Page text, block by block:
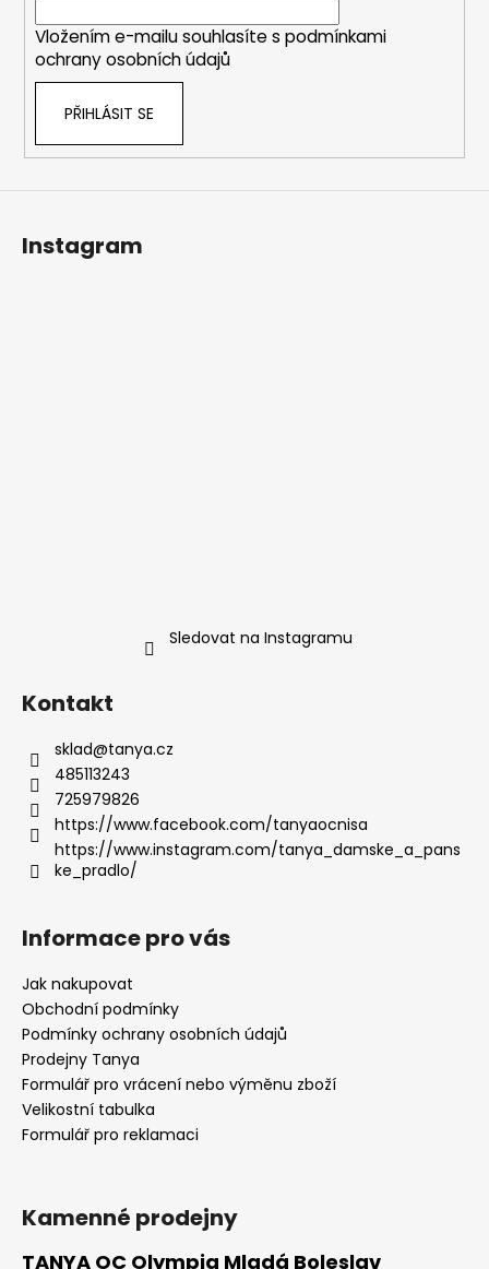
Vložením e-mailu souhlasíte s podmínkami
ochrany osobních údajů
PŘIHLÁSIT SE
Instagram
Sledovat na Instagramu
Kontakt
sklad@tanya.cz
485113243
725979826
https://www.facebook.com/tanyaocnisa
https://www.instagram.com/tanya_damske_a_pans
ke_pradlo/
Informace pro vás
Jak nakupovat
Obchodní podmínky
Podmínky ochrany osobních údajů
Prodejny Tanya
Formulář pro vrácení nebo výměnu zboží
Velikostní tabulka
Formulář pro reklamaci
Kamenné prodejny
TANYA OC Olympia Mladá Boleslav